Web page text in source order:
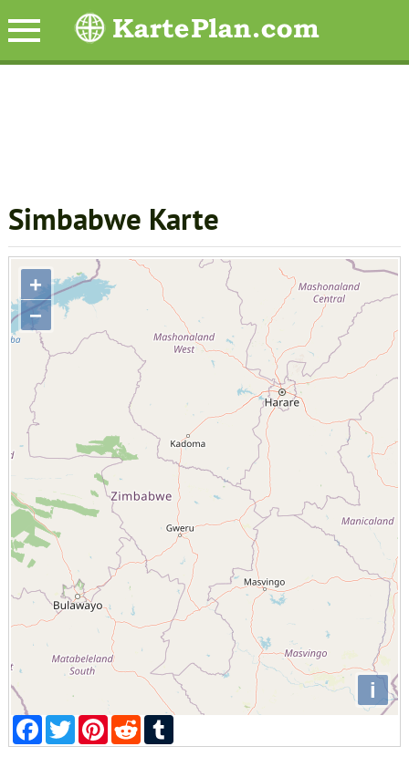
Simbabwe Karte
+
−
i
Facebook
TwitterPinterest
RedditTumblr